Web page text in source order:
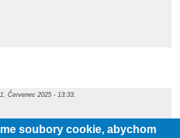
Červenec 2025 - 13:33.
soubory cookie, abychom